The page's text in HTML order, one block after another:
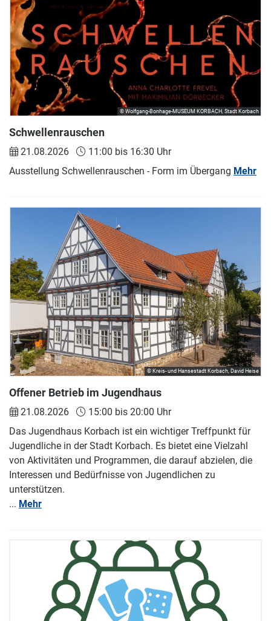
Schwellenrauschen
21.08.2026
11:00 bis 16:30 Uhr
Ausstellung Schwellenrauschen - Form im Übergang Mehr
© Wolfgang-Bonhage-MUSEUM KORBACH, Stadt Korbach
Offener Betrieb im Jugendhaus
21.08.2026
15:00 bis 20:00 Uhr
Das Jugendhaus Korbach ist ein wichtiger Treffpunkt für
Jugendliche in der Stadt Korbach. Es bietet eine Vielzahl
von Aktivitäten und Programmen, die darauf abzielen, die
Interessen und Bedürfnisse von Jugendlichen zu
unterstützen.
... Mehr
© Kreis- und Hansestadt Korbach, David Heise